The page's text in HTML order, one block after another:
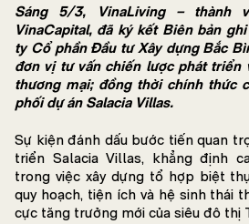
Sáng 5/3, VinaLiving – thành
VinaCapital, đã ký kết Biên bản
ty Cổ phần Đầu tư Xây dựng Bắc
đơn vị tư vấn chiến lược phát triển
thương mại; đồng thời chính thức
phối dự án Salacia Villas.
Sự kiện đánh dấu bước tiến quan
triển Salacia Villas, khẳng định
trong việc xây dựng tổ hợp biệt
quy hoạch, tiện ích và hệ sinh thái
cực tăng trưởng mới của siêu đô thị